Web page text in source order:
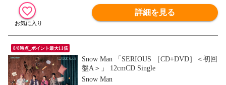
詳細を見る
8/8時点_ポイント最大11倍
Snow Man 「SERIOUS ［CD+DVD］＜初回
盤A＞」 12cmCD Single
Snow Man